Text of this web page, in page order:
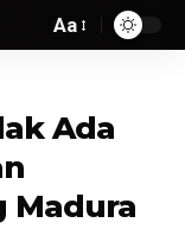
Aa
Ada
Madura